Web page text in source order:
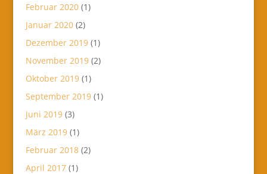
Februar 2020(1)
Januar 2020(2)
Dezember 2019(1)
November 2019(2)
Oktober 2019(1)
September 2019(1)
Juni 2019(3)
März 2019(1)
Februar 2018(2)
April 2017(1)